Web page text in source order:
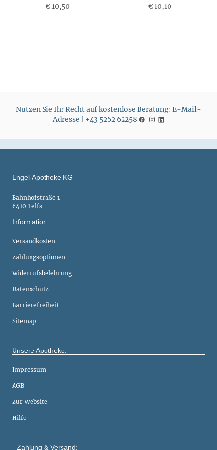
€ 10,50
€ 10,10
Nutzen Sie Ihr Recht auf kostenlose Beratung: E-Mail-
Adresse | +43 5262 62258
Engel-Apotheke KG
Bahnhofstraße 1
6410 Telfs
Information:
Versandkosten
Zahlungsoptionen
Widerrufsbelehrung
Datenschutz
Barrierefreiheit
Sitemap
Unsere Apotheke:
Impressum
AGB
Zur Website
Hilfe
Zahlung & Versand: